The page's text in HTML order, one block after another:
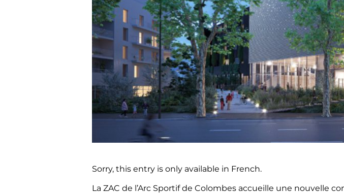
Sorry, this entry is only available in French.
La ZAC de l’Arc Sportif de Colombes accueille une nouvelle